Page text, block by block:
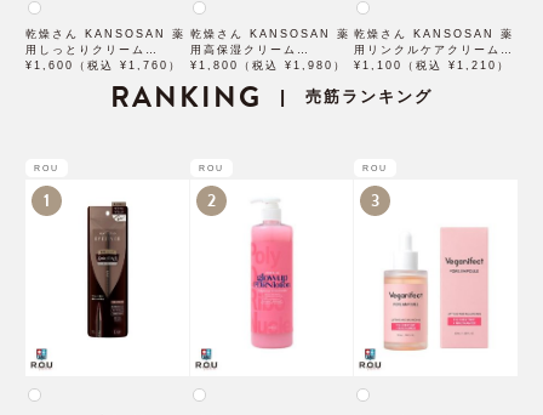
乾燥さん KANSOSAN 薬
用しっとりクリーム
50g【医薬部外品】【BCL
¥1,600（税込 ¥1,760）
乾燥さん KANSOSAN 薬
用高保湿クリーム
50g【医薬部外品】【BCL
¥1,800（税込 ¥1,980）
乾燥さん KANSOSAN 薬
用リンクルケアクリーム
20g【医薬部外品】【BCL
¥1,100（税込 ¥1,210）
RANKING | 売筋ランキング
ROU
1
ROU
2
ROU
3